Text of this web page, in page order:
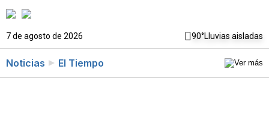
7 de agosto de 2026 90°Lluvias aisladas
Noticias El Tiempo